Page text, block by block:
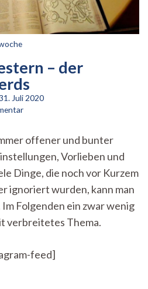
– der
Juli 2020
zu
gestern
–
der
Aufstieg
der
Nerds
offener und bunter
Vorlieben und
Dinge, die noch vor Kurzem
ignoriert wurden, kann man
Folgenden ein zwar wenig
verbreitetes Thema.
feed]